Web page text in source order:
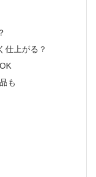
仕上がる？
も